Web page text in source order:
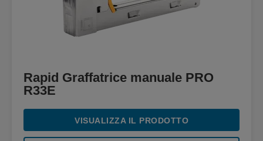
Rapid Graffatrice manuale PRO
R33E
VISUALIZZA IL PRODOTTO